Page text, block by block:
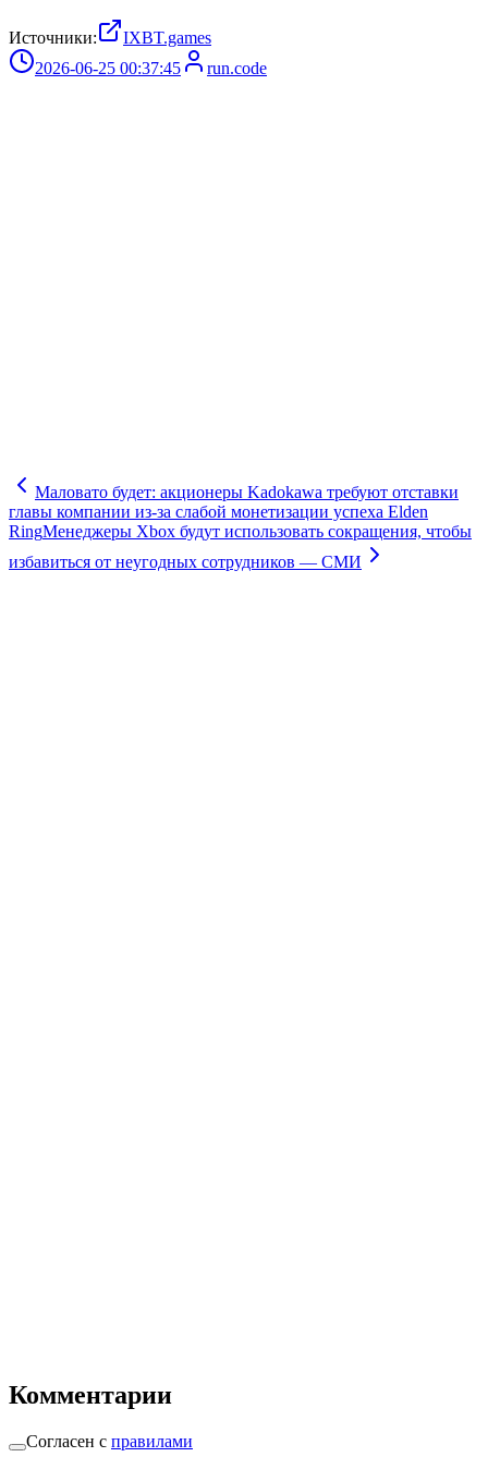
Источники:
IXBT.games
2026-06-25 00:37:45
run.code
Маловато будет: акционеры Kadokawa требуют отставки
главы компании из-за слабой монетизации успеха Elden
RingМенеджеры Xbox будут использовать сокращения, чтобы
избавиться от неугодных сотрудников — СМИ
Комментарии
Согласен с правилами